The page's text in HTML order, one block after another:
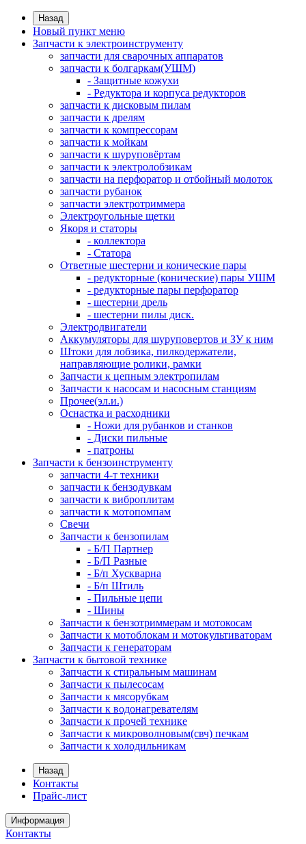
Назад
Новый пункт меню
Запчасти к электроинструменту
запчасти для сварочных аппаратов
запчасти к болгаркам(УШМ)
- Защитные кожухи
- Редуктора и корпуса редукторов
запчасти к дисковым пилам
запчасти к дрелям
запчасти к компрессорам
запчасти к мойкам
запчасти к шуруповёртам
запчасти к электролобзикам
запчасти на перфоратор и отбойный молоток
запчасти рубанок
запчасти электротриммера
Электроугольные щетки
Якоря и статоры
- коллектора
- Статора
Ответные шестерни и конические пары
- редукторные (конические) пары УШМ
- редукторные пары перфоратор
- шестерни дрель
- шестерни пилы диск.
Электродвигатели
Аккумуляторы для шуруповертов и ЗУ к ним
Штоки для лобзика, пилкодержатели,
направляющие ролики, рамки
Запчасти к цепным электропилам
Запчасти к насосам и насосным станциям
Прочее(эл.и.)
Оснастка и расходники
- Ножи для рубанков и станков
- Диски пильные
- патроны
Запчасти к бензоинструменту
запчасти 4-т техники
запчасти к бензодувкам
запчасти к виброплитам
запчасти к мотопомпам
Свечи
Запчасти к бензопилам
- Б/П Партнер
- Б/П Разные
- Б/п Хускварна
- Б/п Штиль
- Пильные цепи
- Шины
Запчасти к бензотриммерам и мотокосам
Запчасти к мотоблокам и мотокультиваторам
Запчасти к генераторам
Запчасти к бытовой технике
Запчасти к стиральным машинам
Запчасти к пылесосам
Запчасти к мясорубкам
Запчасти к водонагревателям
Запчасти к прочей технике
Запчасти к микроволновым(свч) печкам
Запчасти к холодильникам
Назад
Контакты
Прайс-лист
Информация
Контакты